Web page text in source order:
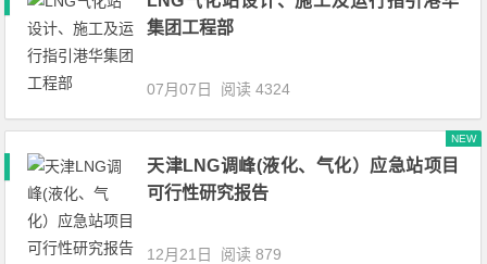
集团工程部
07月07日 阅读 4324
天津LNG调峰(液化、气化）应急站项目
可行性研究报告
NEW
12月21日 阅读 879